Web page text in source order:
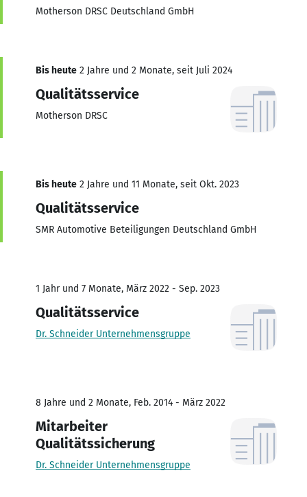
Motherson DRSC Deutschland GmbH
Bis heute 2 Jahre und 2 Monate, seit Juli 2024
Qualitätsservice
Motherson DRSC
Bis heute 2 Jahre und 11 Monate, seit Okt. 2023
Qualitätsservice
SMR Automotive Beteiligungen Deutschland GmbH
1 Jahr und 7 Monate, März 2022 - Sep. 2023
Qualitätsservice
Dr. Schneider Unternehmensgruppe
8 Jahre und 2 Monate, Feb. 2014 - März 2022
Mitarbeiter
Qualitätssicherung
Dr. Schneider Unternehmensgruppe